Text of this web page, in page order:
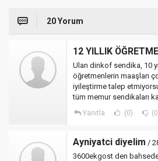
20 Yorum
12 YILLIK
Ulan dinkof sendika, 10
öğretmenlerin maaşları
iyileştirme talep
tüm memur sendikaları
Yanıtla (0)
Ayniyatci diyelim /
3600ekgost den